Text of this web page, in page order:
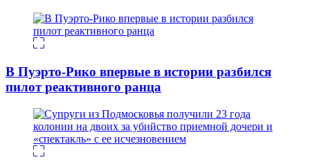
В Пуэрто-Рико впервые в истории разбился
пилот реактивного ранца